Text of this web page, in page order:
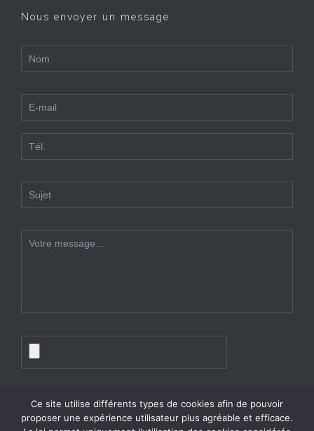
Nous envoyer un message
Ce site utilise différents types de cookies afin de pouvoir
proposer une expérience utilisateur plus agréable et efficace.